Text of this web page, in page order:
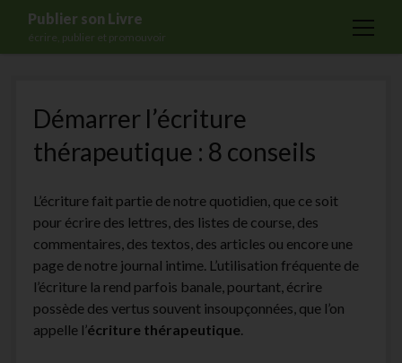
Publier son Livre
écrire, publier et promouvoir
open
Formations
Services
Auto-édition
Maisons d’édition
Ecriture
Actualités
A propos
Démarrer l’écriture
thérapeutique : 8 conseils
L’écriture fait partie de notre quotidien, que ce soit
pour écrire des lettres, des listes de course, des
commentaires, des textos, des articles ou encore une
page de notre journal intime. L’utilisation fréquente de
l’écriture la rend parfois banale, pourtant, écrire
possède des vertus souvent insoupçonnées, que l’on
appelle l’écriture thérapeutique.